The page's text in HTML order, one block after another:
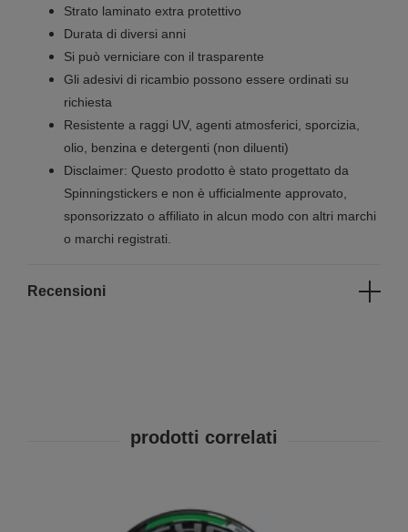
Strato laminato extra protettivo
Durata di diversi anni
Si può verniciare con il trasparente
Gli adesivi di ricambio possono essere ordinati su
richiesta
Resistente a raggi UV, agenti atmosferici, sporcizia,
olio, benzina e detergenti (non diluenti)
Disclaimer: Questo prodotto è stato progettato da
Spinningstickers e non è ufficialmente approvato,
sponsorizzato o affiliato in alcun modo con altri marchi
o marchi registrati.
Recensioni